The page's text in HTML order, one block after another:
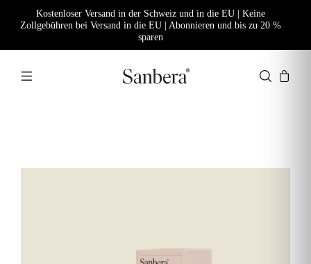
Kostenloser Versand in der Schweiz und in die EU | Keine
Zollgebühren bei Versand in die EU | Abonnieren und bis zu 20 %
sparen